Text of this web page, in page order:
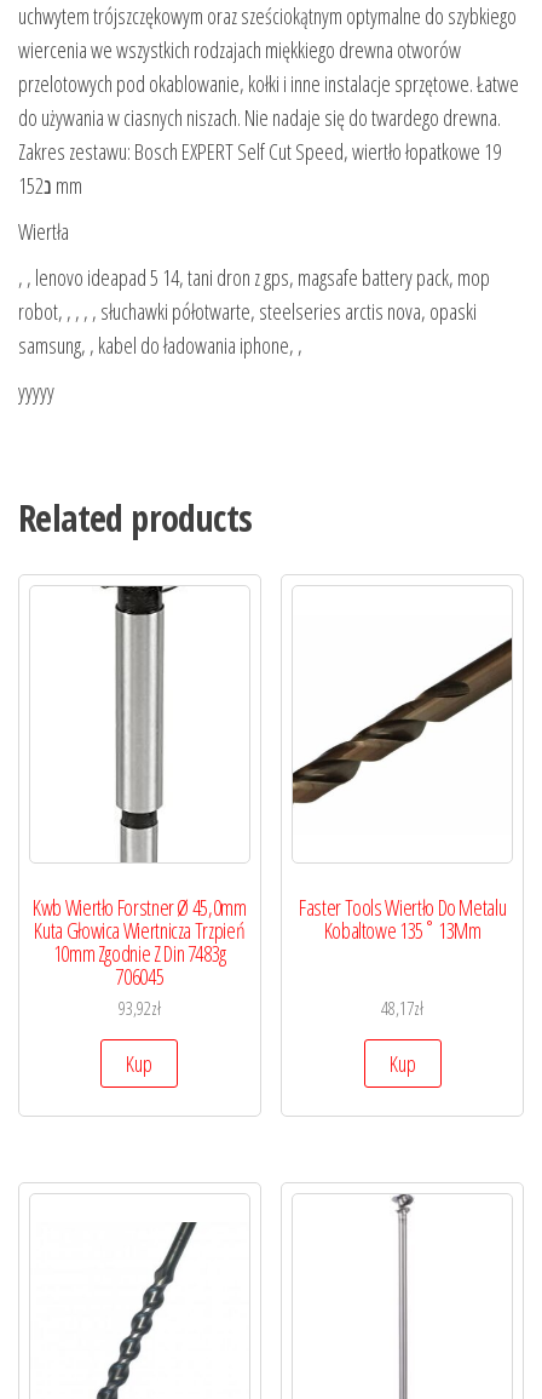
uchwytem trójszczękowym oraz sześciokątnym optymalne do szybkiego
wiercenia we wszystkich rodzajach miękkiego drewna otworów
przelotowych pod okablowanie, kołki i inne instalacje sprzętowe. Łatwe
do używania w ciasnych niszach. Nie nadaje się do twardego drewna.
Zakres zestawu: Bosch EXPERT Self Cut Speed, wiertło łopatkowe 19
נ152 mm
Wiertła
, , lenovo ideapad 5 14, tani dron z gps, magsafe battery pack, mop
robot, , , , , słuchawki półotwarte, steelseries arctis nova, opaski
samsung, , kabel do ładowania iphone, ,
yyyyy
Related products
Kwb Wiertło Forstner Ø 45,0mm
Kuta Głowica Wiertnicza Trzpień
10mm Zgodnie Z Din 7483g
706045
93,92zł
Kup
Faster Tools Wiertło Do Metalu
Kobaltowe 135˚ 13Mm
48,17zł
Kup